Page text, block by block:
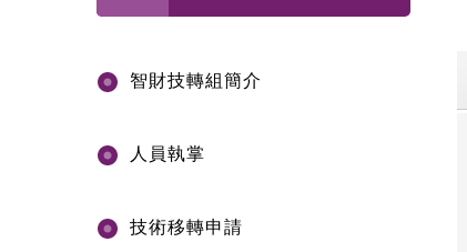
智財技轉組簡介
人員執掌
技術移轉申請